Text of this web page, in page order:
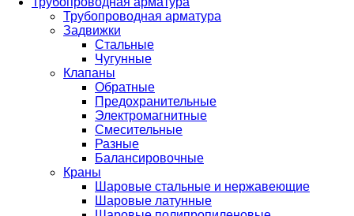
Трубопроводная арматура
Задвижки
Стальные
Чугунные
Клапаны
Обратные
Предохранительные
Электромагнитные
Смесительные
Разные
Балансировочные
Краны
Шаровые стальные и нержавеющие
Шаровые латунные